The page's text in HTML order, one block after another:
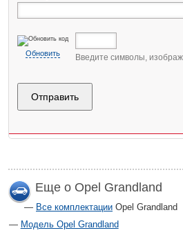
Обновить Введите символы,
Еще о Opel Grandland
Все комплектации Opel Grandland
Модель Opel Grandland